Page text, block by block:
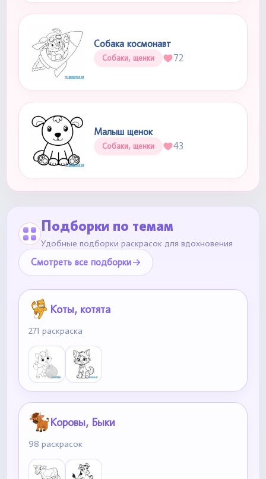
Собака космонавт
Собаки, щенки 72
Малыш щенок
Собаки, щенки 43
Подборки по темам
Удобные подборки раскрасок для вдохновения
Смотреть все подборки
Коты, котята
271 раскраска
Коровы, Быки
98 раскрасок